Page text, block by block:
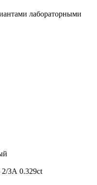
лабораторными
2/3А 0.329ct